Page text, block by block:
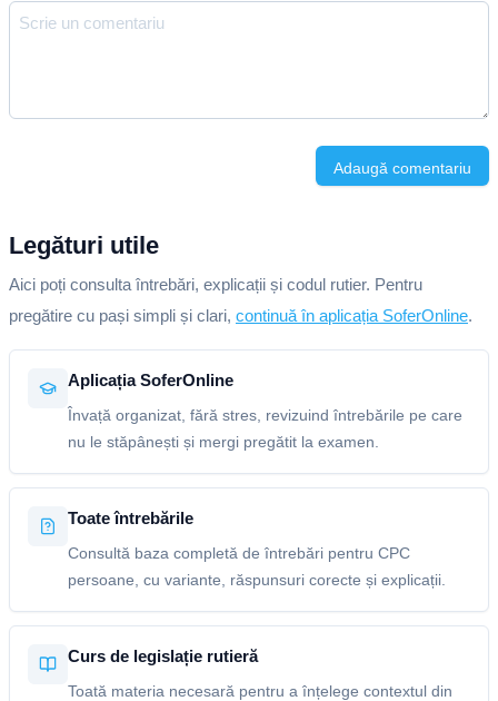
Adaugă comentariu
Legături utile
Aici poți consulta întrebări, explicații și codul rutier. Pentru
pregătire cu pași simpli și clari, continuă în aplicația SoferOnline.
Aplicația SoferOnline
Învață organizat, fără stres, revizuind întrebările pe care
nu le stăpânești și mergi pregătit la examen.
Toate întrebările
Consultă baza completă de întrebări pentru CPC
persoane, cu variante, răspunsuri corecte și explicații.
Curs de legislație rutieră
Toată materia necesară pentru a înțelege contextul din